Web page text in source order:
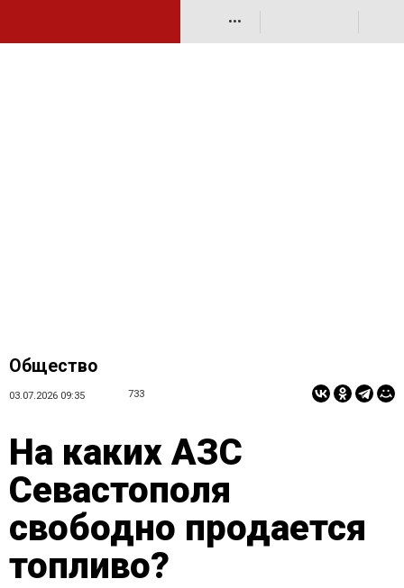
•••
Общество
03.07.2026 09:35 733
На каких АЗС
Севастополя
свободно продается
топливо?